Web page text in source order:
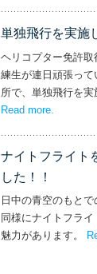
単独飛行を実施
ヘリコプター免許取
練生が連日頑張って
所で、単独飛行を実
Read more
ナイトフライト
した！！
日中の青空のもとで
同様にナイトフラ
魅力があります。